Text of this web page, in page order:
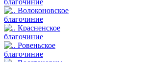
Волоконовское
благочиние
Красненское
благочиние
Ровеньское
благочиние